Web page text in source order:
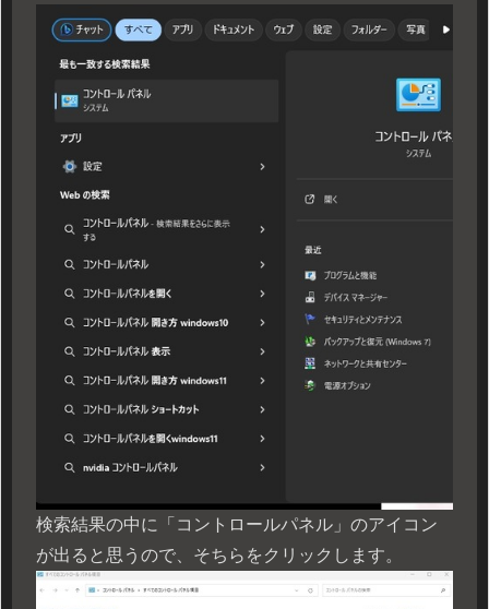
検索結果の中に「コントロールパネル」のアイコン
が出ると思うので、そちらをクリックします。